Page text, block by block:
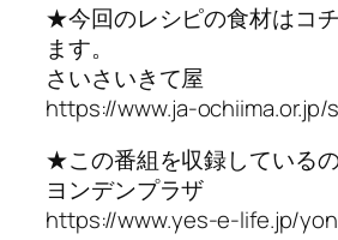
★今回のレシピの食材はコ
ます。
さいさいきて屋
https://www.ja-ochiima.or.jp/
★この番組を収録している
ヨンデンプラザ
https://www.yes-e-life.jp/